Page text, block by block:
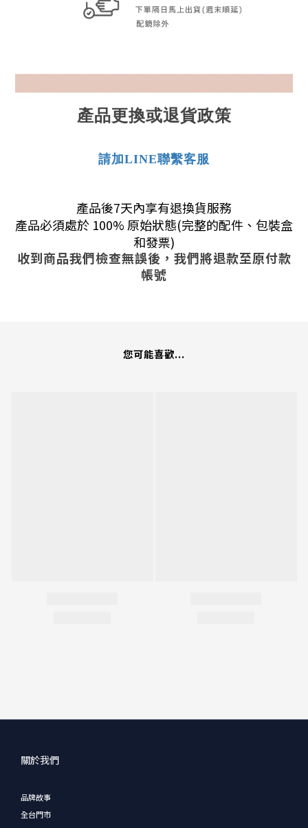
產品更換或退貨政策
請加LINE聯繫客服
產品後7天內享有退換貨服務
產品必須處於 100% 原始狀態(完整的配件、包裝盒
和發票)
收到商品我們檢查無誤後，我們將退款至原付款
帳號
您可能喜歡...
關於我們
品牌故事
全台門市